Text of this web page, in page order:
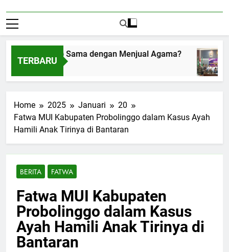
TERBARU
Amplop Sama dengan Menjual Agama?
1, 2026
Home 2025 Januari
20
Fatwa MUI Kabupaten Probolinggo dalam Kasus Ayah
Hamili Anak Tirinya di Bantaran
BERITA FATWA
Fatwa MUI Kabupaten
Probolinggo dalam Kasus
Ayah Hamili Anak Tirinya di
Bantaran